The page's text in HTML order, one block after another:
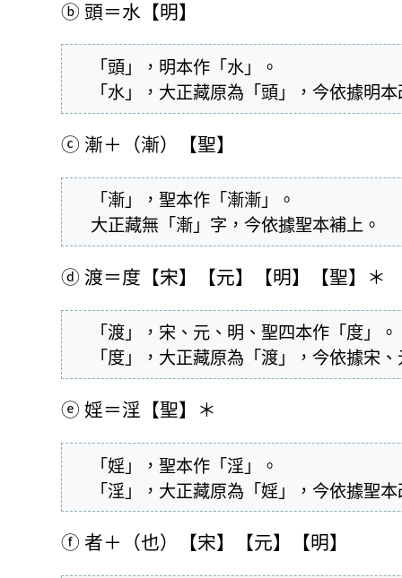
ⓑ 頭＝水【明】
「水」，大正藏原為「頭」，今依據明
ⓒ 漸＋（漸）【聖】
  大正藏無「漸」字，今依據聖本補上。
ⓓ 渡＝度【宋】【元】【明】【聖】＊
「度」，大正藏原為「渡」，今依據宋
ⓔ 婬＝淫【聖】＊
「淫」，大正藏原為「婬」，今依據聖
ⓕ 者＋（也）【宋】【元】【明】